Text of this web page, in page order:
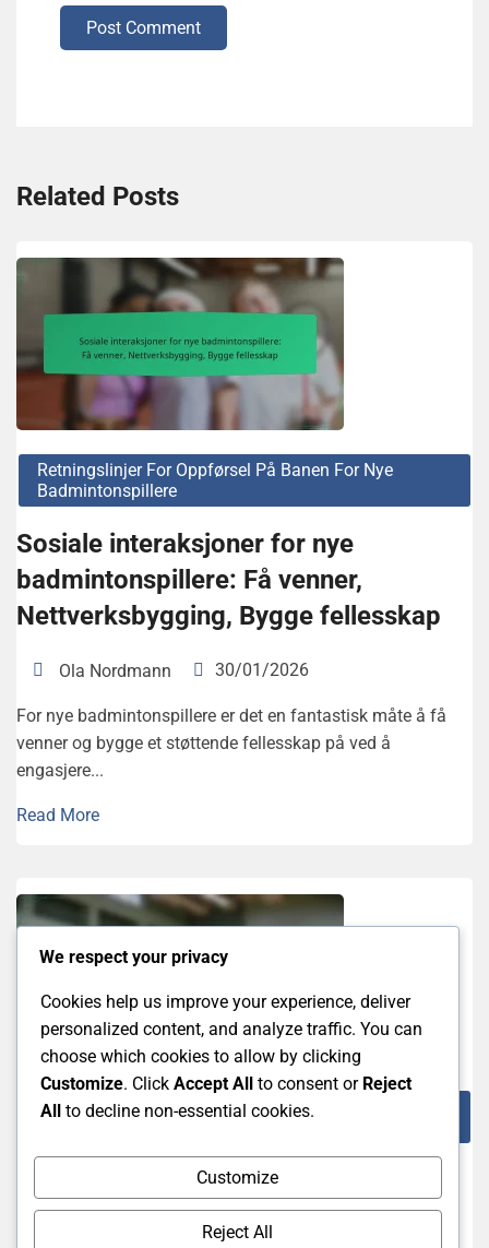
Post Comment
Related Posts
Retningslinjer For Oppførsel På Banen For Nye
Badmintonspillere
Sosiale interaksjoner for nye
badmintonspillere: Få venner,
Nettverksbygging, Bygge fellesskap
Ola Nordmann 30/01/2026
For nye badmintonspillere er det en fantastisk måte å få
venner og bygge et støttende fellesskap på ved å
engasjere...
Read More
Retningslinjer For Oppførsel På Banen For Nye
Respekt for dommere for nye
badmintonspillere: Forståelse av
We respect your privacy
Cookies help us improve your experience, deliver
personalized content, and analyze traffic. You can
choose which cookies to allow by clicking
Customize. Click Accept All to consent or Reject
All to decline non-essential cookies.
Customize
Reject All